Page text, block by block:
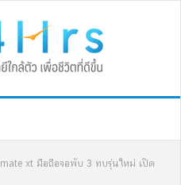
mate xt มือถือจอพับ 3 ทบรุ่นใหม่ เปิด